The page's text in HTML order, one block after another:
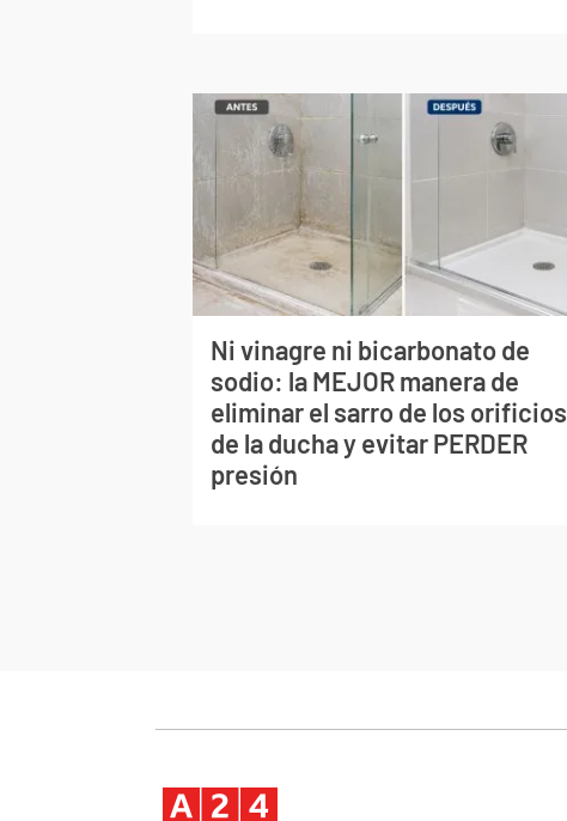
Ni vinagre ni bicarbonato de
sodio: la MEJOR manera de
eliminar el sarro de los orificios
de la ducha y evitar PERDER
presión